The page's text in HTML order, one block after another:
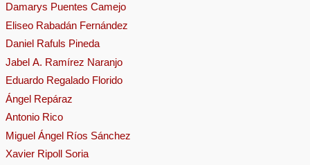
Damarys Puentes Camejo
Eliseo Rabadán Fernández
Daniel Rafuls Pineda
Jabel A. Ramírez Naranjo
Eduardo Regalado Florido
Ángel Repáraz
Antonio Rico
Miguel Ángel Ríos Sánchez
Xavier Ripoll Soria